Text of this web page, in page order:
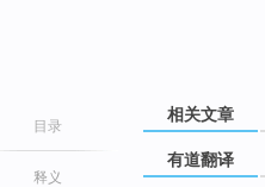
目录
释义
相关文章
有道翻译